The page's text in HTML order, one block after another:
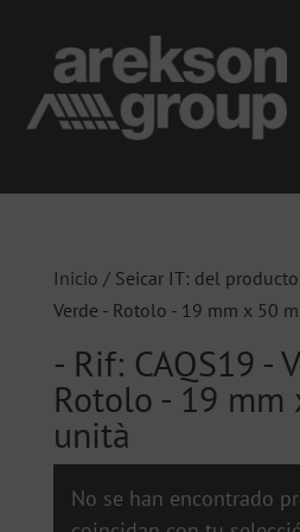
Inicio / Seicar IT: del
Verde - Rotolo - 19 mm x 50
- Rif: CAQS19 -
Rotolo - 19 mm
unità
No se han encontrado